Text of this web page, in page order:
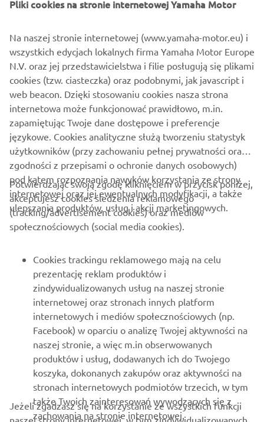
O FIRMIE
WIĘCEJ YAMAHA
WSPARCIE
NEWSLETTER
Bądź na bieżąco z informacjami o najnowszych ofertach,
wydarzeniach specjalnych, nowościach i nie tylko
Pliki cookies na stronie internetowej Yamaha Motor
Na naszej stronie internetowej (www.yamaha-motor.eu) i
wszystkich edycjach lokalnych firma Yamaha Motor Europe
N.V. oraz jej przedstawicielstwa i filie posługują się plikami
cookies (tzw. ciasteczka) oraz podobnymi, jak javascript i
web beacon. Dzięki stosowaniu cookies nasza strona
internetowa może funkcjonować prawidłowo, m.in.
zapamiętując Twoje dane dostępowe i preferencje
językowe. Cookies analityczne służą tworzeniu statystyk
użytkowników (przy zachowaniu pełnej prywatności oraz
zgodności z przepisami o ochronie danych osobowych)
pod kątem rozpoznania nawyków korzystania ze strony
internetowej oraz jej ewentualnych modyfikacji, a także
ulepszania produktów, usług i akcji marketingowych.
Potwierdzając swoją zgodę kliknięciem w przycisk poniżej,
akceptujesz cookies śledzenia reklamowego
(tracking/advertisement cookies) oraz mediów
społecznościowych (social media cookies).
Cookies trackingu reklamowego mają na celu
prezentację reklam produktów i
zindywidualizowanych usług na naszej stronie
internetowej oraz stronach innych platform
internetowych i mediów społecznościowych (np.
Facebook) w oparciu o analizę Twojej aktywności na
naszej stronie, a więc m.in obserwowanych
produktów i usług, dodawanych ich do Twojego
koszyka, dokonanych zakupów oraz aktywności na
stronach internetowych podmiotów trzecich, w tym
także Twoich zainteresowań wywodzących się z
zachowania na stronie internetowej.
Jeżeli zgadzasz się na korzystanie ze wszystkich funkcji
naszej strony internetowej, w tym zindywidualizowanych